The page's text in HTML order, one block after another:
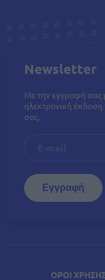
ΟΡΟΙ
Newsletter
Με την εγγραφή σας
ηλεκτρονική
σας.